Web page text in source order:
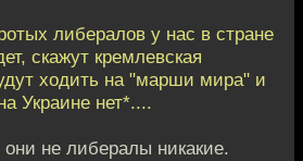
либералов у нас в стране
скажут кремлевская
ходить на "марши мира" и
Украине нет*....
не либералы никакие.